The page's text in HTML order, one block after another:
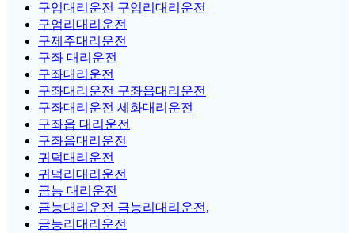
구엄대리운전 구엄리대리운전
구엄리대리운전
구제주대리운전
구좌 대리운전
구좌대리운전
구좌대리운전 구좌읍대리운전
구좌대리운전 세화대리운전
구좌읍 대리운전
구좌읍대리운전
귀덕대리운전
귀덕리대리운전
금능 대리운전
금능대리운전 금능리대리운전,
금능리대리운전